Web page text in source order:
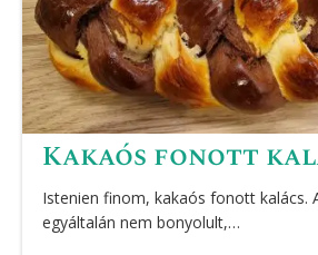
Kakaós fonott
Istenien finom, kakaós fonott kalács.
egyáltalán nem bonyolult,…